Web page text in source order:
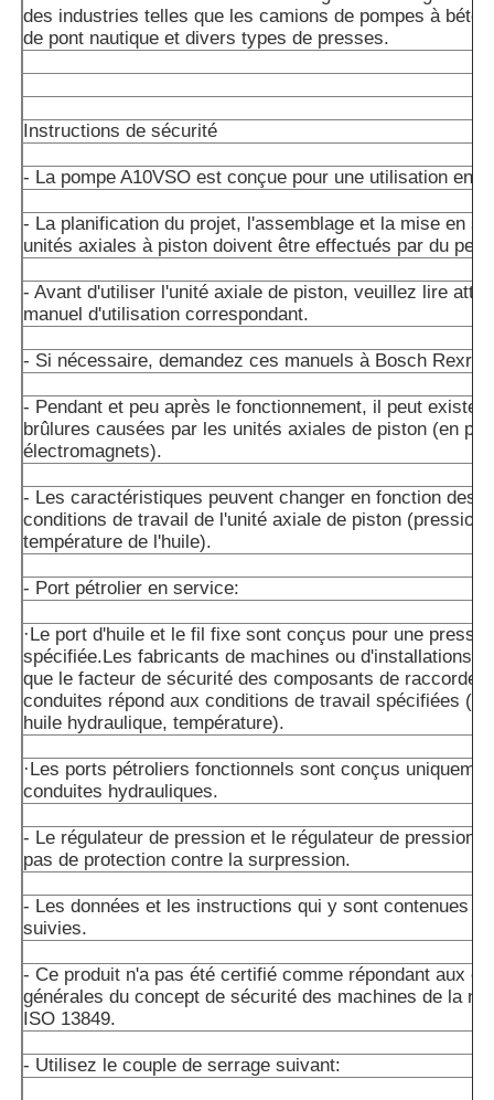
des industries telles que les camions de pompes à
de pont nautique et divers types de presses.
Instructions de sécurité
- La pompe A10VSO est conçue pour une utilisation en
- La planification du projet, l'assemblage et la mise en
unités axiales à piston doivent être effectués par du
- Avant d'utiliser l'unité axiale de piston, veuillez lire
manuel d'utilisation correspondant.
- Si nécessaire, demandez ces manuels à Bosch
- Pendant et peu après le fonctionnement, il peut exister
brûlures causées par les unités axiales de piston (en
électromagnets).
- Les caractéristiques peuvent changer en fonction des
conditions de travail de l'unité axiale de piston (pression
température de l'huile).
- Port pétrolier en service:
·Le port d'huile et le fil fixe sont conçus pour une
spécifiée.Les fabricants de machines ou d'installations
que le facteur de sécurité des composants de
conduites répond aux conditions de travail spécifiées
huile hydraulique, température).
·Les ports pétroliers fonctionnels sont conçus
conduites hydrauliques.
- Le régulateur de pression et le régulateur de pression
pas de protection contre la surpression.
- Les données et les instructions qui y sont contenues
suivies.
- Ce produit n'a pas été certifié comme répondant aux
générales du concept de sécurité des machines de la
ISO 13849.
- Utilisez le couple de serrage suivant: